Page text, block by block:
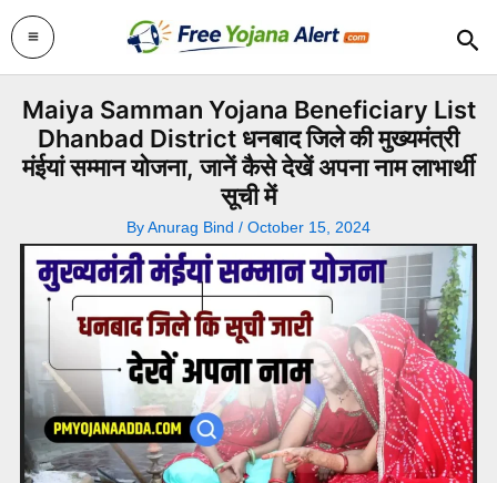
Skip
to
content
Maiya Samman Yojana Beneficiary List
Dhanbad District धनबाद जिले की मुख्यमंत्री
मंईयां सम्मान योजना, जानें कैसे देखें अपना नाम लाभार्थी
सूची में
ByAnurag Bind / October 15, 2024